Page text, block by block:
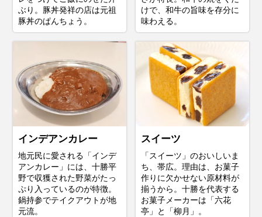
ぶり。豚丼発祥の店は元祖
豚丼のぱんちょう。
けで、和牛の旨味を存分に
味わえる。
インデアンカレー
地元民に愛される「インデ
アンカレー」には、十勝平
野で収獲された野菜がたっ
ぷり入っているのが特徴。
鍋持参でテイクアウトが地
元流。
スイーツ
「スイーツ」のおいしいま
ち、帯広。理由は、お菓子
作りに欠かせない原材料が
揃うから。十勝を代表する
お菓子メーカーは「六花
亭」と「柳月」。